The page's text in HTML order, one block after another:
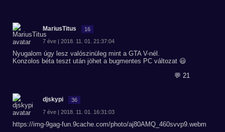
MariusTitus 16
7 éve | 2018. 11. 01. 21:37:04
Nyugalom úgy lesz valószinüleg mint a GTA V-nél.
Konzolos béta teszt után jöhet a bugmentes PC változat 😃
💬 21
djskypi 36
7 éve | 2018. 11. 01. 16:31:03
https://img-9gag-fun.9cache.com/photo/aj80AMQ_460svvp9.webm